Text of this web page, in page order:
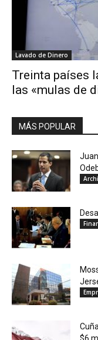
Lavado de Dinero
Treinta países
las «mulas de
MÁS POPULAR
$6